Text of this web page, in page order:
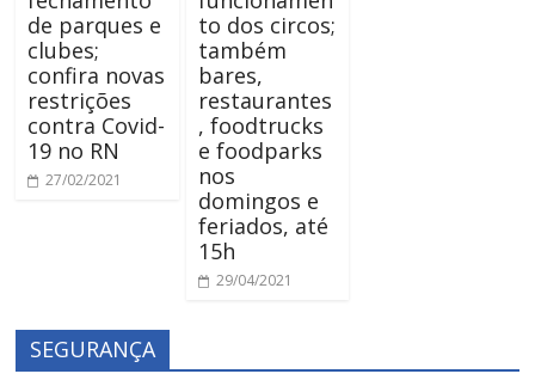
de parques e
clubes;
confira novas
restrições
contra Covid-
19 no RN
27/02/2021
to dos circos;
também
bares,
restaurantes
, foodtrucks
e foodparks
nos
domingos e
feriados, até
15h
29/04/2021
SEGURANÇA